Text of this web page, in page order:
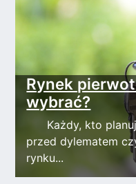
Rynek
wybrać?
Każdy, kto
przed dylematem
rynku...